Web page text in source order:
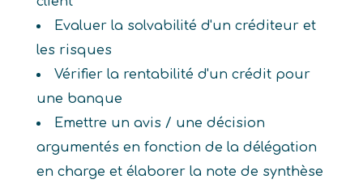
Evaluer la solvabilité d'un créditeur et
les risques
Vérifier la rentabilité d'un crédit pour
une banque
Emettre un avis / une décision
argumentés en fonction de la délégation
en charge et élaborer la note de synthèse